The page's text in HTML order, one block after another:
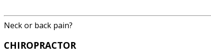
Neck or back pain?
CHIROPRACTOR